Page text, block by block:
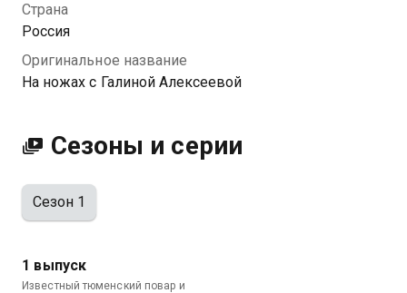
Страна
Россия
Оригинальное название
На ножах с Галиной Алексеевой
Сезоны и серии
Сезон 1
1 выпуск
Известный тюменский повар и